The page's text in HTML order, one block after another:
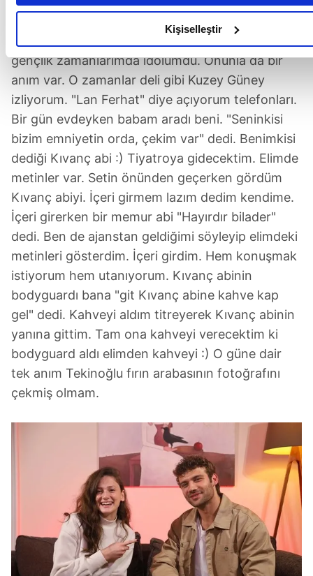
gösterdiğimizi ve bu noktada, reklamların maliyetlerimizi
noktasında tek gelir kalemimiz olduğunu sizlere hatırlatmak
Her halükârda, kullanıcılar, bu çerezlere izin vermedikleri
kullanıcılara hedefli reklamlar gösterilmeyecektir."
Sizlere daha iyi bir hizmet sunabilmek için İnternet
üçüncü kişilere ait çerezler kullanılmaktadır. Bu çerezler
kişisel verileriniz işlenmekte olup gerekli olan çerezler bilgi
hizmetlerinin sunulması amacıyla kullanılmaktadır. Diğer
daha işlevsel kılınması ve kişiselleştirilmesi ve sizlere
reklam/pazarlama faaliyetlerinin yapılması, amaçlarıyla
rızanız dahilinde kullanılacaktır.
Çerezlere ilişkin tercihlerinizi aşağıda yer alan panel
belirleyebilirsiniz. Çerezlere ilişkin detaylı bilgi için Ayarlar
tıklayabilir, Çerez Bilgilendirme Metnimiziziyaret
6698 sayılı Kişisel Verilerin Korunması Kanunu uyarınca
Aydınlatma Metnimizi okumak ve sitemizde ilgili mevzuata
kullanılan çerezlerle ilgili bilgi almak için lütfen tıklayınız
Kişiselleştir
Aynı projede yer almak istediğin isimler var mı?
gençlik zamanlarımda idolümdü. Onunla da bir
anım var. O zamanlar deli gibi Kuzey Güney
izliyorum. "Lan Ferhat" diye açıyorum telefonları.
Bir gün evdeyken babam aradı beni. "Seninkisi
bizim emniyetin orda, çekim var" dedi. Benimkisi
dediği Kıvanç abi :) Tiyatroya gidecektim. Elimde
metinler var. Setin önünden geçerken gördüm
Kıvanç abiyi. İçeri girmem lazım dedim kendime.
İçeri girerken bir memur abi "Hayırdır bilader"
dedi. Ben de ajanstan geldiğimi söyleyip elimdeki
metinleri gösterdim. İçeri girdim. Hem konuşmak
istiyorum hem utanıyorum. Kıvanç abinin
bodyguardı bana "git Kıvanç abine kahve kap
gel" dedi. Kahveyi aldım titreyerek Kıvanç abinin
yanına gittim. Tam ona kahveyi verecektim ki
bodyguard aldı elimden kahveyi :) O güne dair
tek anım Tekinoğlu fırın arabasının fotoğrafını
çekmiş olmam.